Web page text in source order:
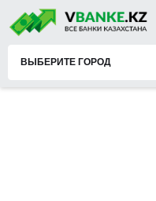
ВЫБЕРИТЕ ГОРОД